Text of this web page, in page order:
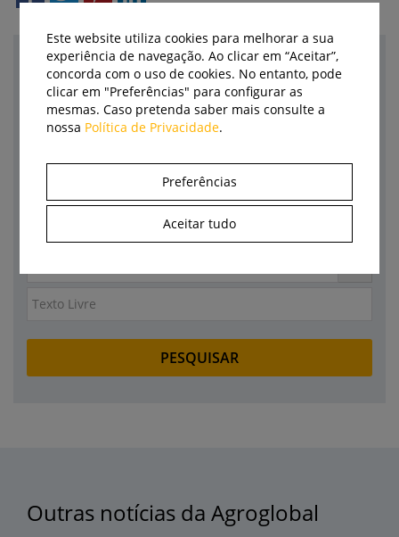
Pesquisa
Categoria
Outras notícias da Agroglobal
Este website utiliza cookies para melhorar a sua
experiência de navegação. Ao clicar em “Aceitar”,
concorda com o uso de cookies. No entanto, pode
clicar em "Preferências" para configurar as
mesmas. Caso pretenda saber mais consulte a
nossa Política de Privacidade.
Preferências
Aceitar tudo